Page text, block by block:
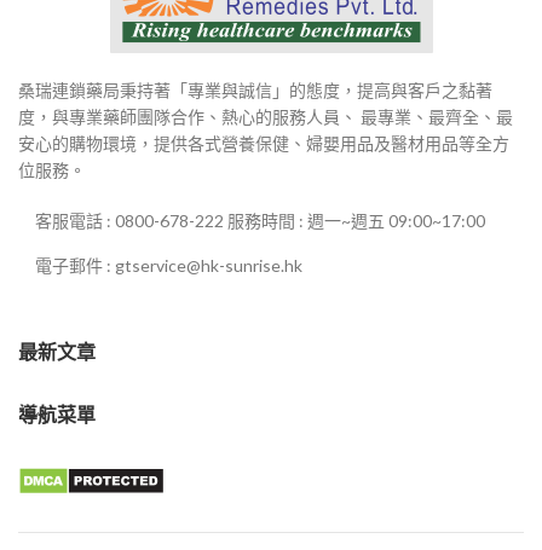
桑瑞連鎖藥局秉持著「專業與誠信」的態度，提高與客戶之黏著
度，與專業藥師團隊合作、熱心的服務人員、 最專業、最齊全、最
安心的購物環境，提供各式營養保健、婦嬰用品及醫材用品等全方
位服務。
客服電話 : 0800-678-222 服務時間 : 週一~週五 09:00~17:00
電子郵件 : gtservice@hk-sunrise.hk
最新文章
導航菜單